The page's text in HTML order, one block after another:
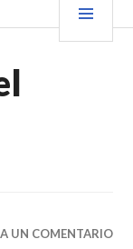
UN COMENTARIO